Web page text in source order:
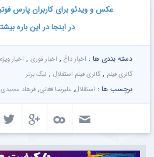
عکس و ویدئو برای کاربران پارس
در اینجا در این باره
دسته بندی ها : اخبار داغ , اخبار فوری , اخبار ویژه
گالری فیلم , گالری فیلم استقلال , لیگ برتر
برچسب ها : استقلال, علیرضا فغانی, فرهاد مجیدی